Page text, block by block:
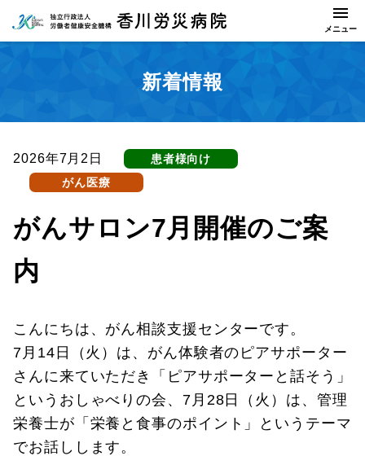
新着情報
2026年7月2日
患者様向け
がん医療
がんサロン7月開催のご案
内
こんにちは、がん相談支援センターです。
7月14日（火）は、がん体験者のピアサポーター
さんに来ていただき「ピアサポーターと話そう」
というおしゃべりの会、7月28日（火）は、管理
栄養士が「栄養と食事のポイント」というテーマ
でお話しします。